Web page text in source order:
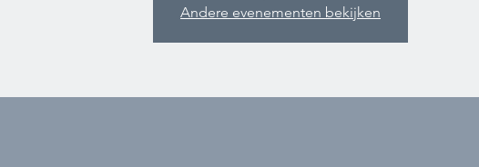
Andere evenementen bekijken